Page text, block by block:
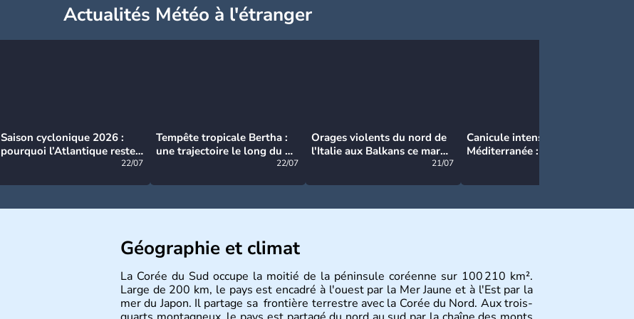
Actualités Météo à l'étranger
Saison cyclonique 2026 :
pourquoi l’Atlantique reste
22/07
Tempête tropicale Bertha :
une trajectoire le long du du
22/07
Orages violents du nord de
l'Italie aux Balkans ce mardi
21/07
Canicule intense en
Méditerranée : près de 50°C
Géographie et climat
La Corée du Sud occupe la moitié de la péninsule coréenne sur 100 210 km².
Large de 200 km, le pays est encadré à l'ouest par la Mer Jaune et à l'Est par la
mer du Japon. Il partage sa frontière terrestre avec la Corée du Nord. Aux trois-